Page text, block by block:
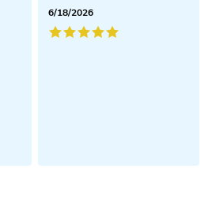
6/18/2026